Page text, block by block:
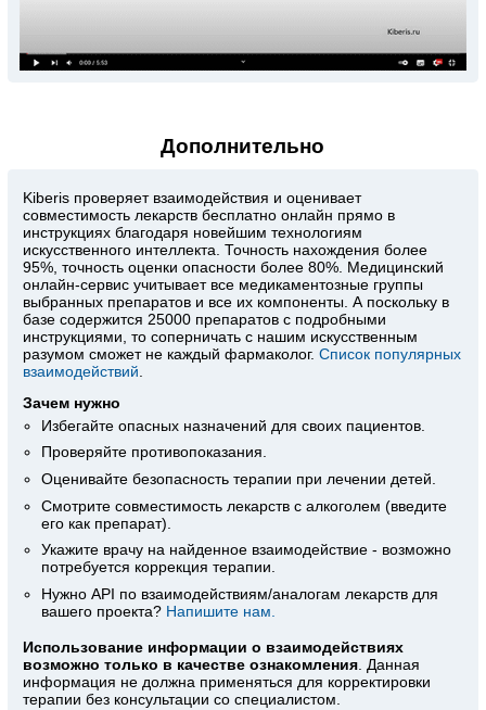
Дополнительно
Kiberis проверяет взаимодействия и оценивает
совместимость лекарств бесплатно онлайн прямо в
инструкциях благодаря новейшим технологиям
искусственного интеллекта. Точность нахождения более
95%, точность оценки опасности более 80%. Медицинский
онлайн-сервис учитывает все медикаментозные группы
выбранных препаратов и все их компоненты. А поскольку в
базе содержится 25000 препаратов с подробными
инструкциями, то соперничать с нашим искусственным
разумом сможет не каждый фармаколог.Список популярных
взаимодействий.
Зачем нужно
Избегайте опасных назначений для своих пациентов.
Проверяйте противопоказания.
Оценивайте безопасность терапии при лечении детей.
Смотрите совместимость лекарств с алкоголем (введите
его как препарат).
Укажите врачу на найденное взаимодействие - возможно
потребуется коррекция терапии.
Нужно API по взаимодействиям/аналогам лекарств для
вашего проекта? Напишите нам.
Использование информации о взаимодействиях
возможно только в качестве ознакомления . Данная
информация не должна применяться для корректировки
терапии без консультации со специалистом.